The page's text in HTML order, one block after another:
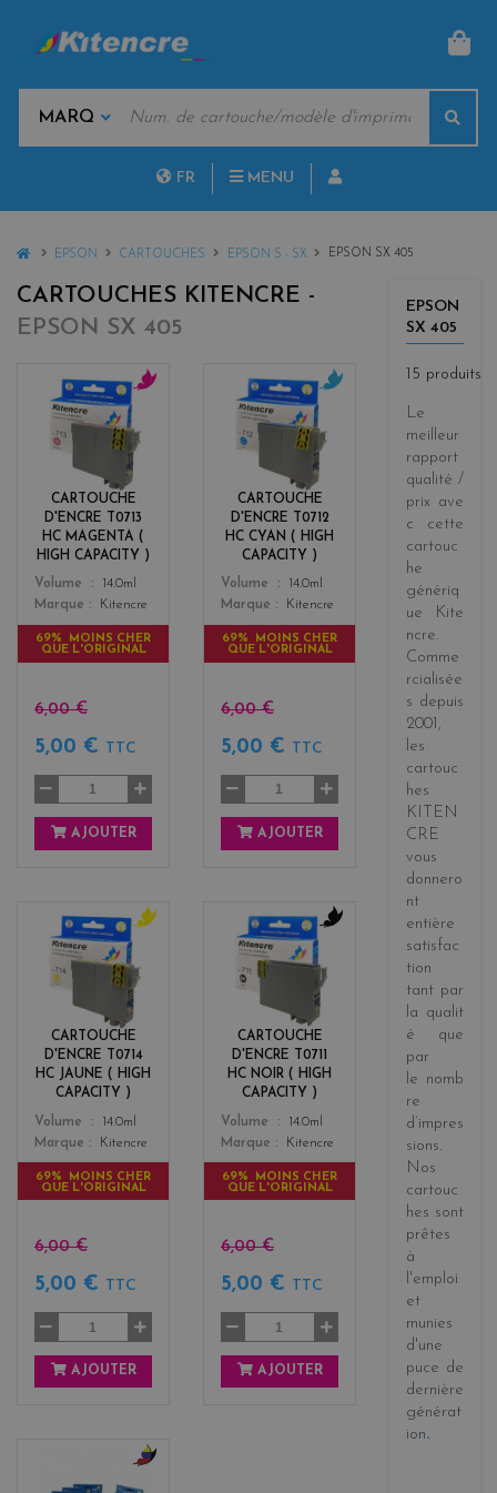
MARQUES
CLÉS
FR MENU
HOMEEPSON CARTOUCHES EPSON S - SX EPSON SX 405
CARTOUCHES KITENCRE -
EPSON SX 405
CARTOUCHE
D'ENCRE T0713
HC MAGENTA (
HIGH CAPACITY )
Color
a
g
e
n
t
a
Volume
14.0ml
Marque
Kitencre
69% MOINS CHER
QUE L'ORIGINAL
6,00 €
5,00 € TTC
AJOUTER
CARTOUCHE
D'ENCRE T0712
HC CYAN ( HIGH
CAPACITY )
Color
c
y
a
n
Volume
14.0ml
Marque
Kitencre
69% MOINS CHER
QUE L'ORIGINAL
6,00 €
5,00 € TTC
AJOUTER
CARTOUCHE
D'ENCRE T0714
HC JAUNE ( HIGH
CAPACITY )
Color
e
l
l
o
w
Volume
14.0ml
Marque
Kitencre
69% MOINS CHER
QUE L'ORIGINAL
6,00 €
5,00 € TTC
AJOUTER
CARTOUCHE
D'ENCRE T0711
HC NOIR ( HIGH
CAPACITY )
Color
l
a
c
k
Volume
14.0ml
Marque
Kitencre
69% MOINS CHER
QUE L'ORIGINAL
6,00 €
5,00 € TTC
AJOUTER
EPSON
SX 405
15 produits
Le
meilleur
rapport
qualité /
prix ave
c cette
cartouc
he
génériq
ue
Kite
ncre.
Comme
rcialisée
s depuis
2001 ,
les
cartouc
hes
KITEN
CRE
vous
donnero
nt
entière
satisfac
tion
tant par
la qualit
é que
par
le nomb
re
d’impres
sions.
Nos
cartouc
hes sont
prêtes
à
l'emploi
et
munies
d'une
puce de
dernière
générat
ion.